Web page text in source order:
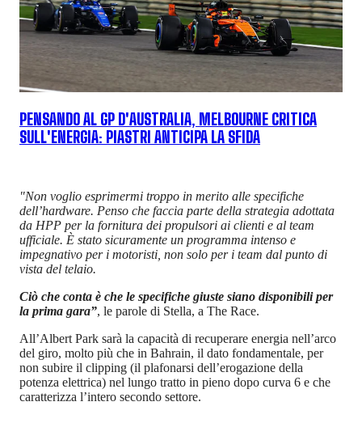
PENSANDO AL GP D'AUSTRALIA, MELBOURNE CRITICA
SULL'ENERGIA: PIASTRI ANTICIPA LA SFIDA
"Non voglio esprimermi troppo in merito alle specifiche
dell’hardware. Penso che faccia parte della strategia adottata
da HPP per la fornitura dei propulsori ai clienti e al team
ufficiale. È stato sicuramente un programma intenso e
impegnativo per i motoristi, non solo per i team dal punto di
vista del telaio.
Ciò che conta è che le specifiche giuste siano disponibili per
la prima gara”, le parole di Stella, a The Race.
All’Albert Park sarà la capacità di recuperare energia nell’arco
del giro, molto più che in Bahrain, il dato fondamentale, per
non subire il clipping (il plafonarsi dell’erogazione della
potenza elettrica) nel lungo tratto in pieno dopo curva 6 e che
caratterizza l’intero secondo settore.